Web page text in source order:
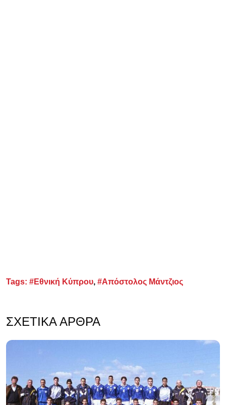
Tags: #Εθνική Κύπρου, #Απόστολος Μάντζιος
ΣΧΕΤΙΚΆ ΆΡΘΡΑ